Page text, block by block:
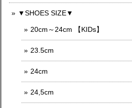
▼SHOES SIZE▼
20cm～24cm 【KIDs】
23.5cm
24cm
24,5cm